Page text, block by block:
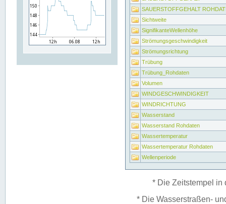
SAUERSTOFFGEHALT
Sichtweite
SignifikanteWellenhöhe
Strömungsgeschwindigkeit
Strömungsrichtung
Trübung
Trübung_Rohdaten
Volumen
WINDGESCHWINDIGKEIT
WINDRICHTUNG
Wasserstand
Wasserstand Rohdaten
Wassertemperatur
Wassertemperatur Rohdaten
Wellenperiode
* Die Zeitstempel in
* Die Wasserstraßen-